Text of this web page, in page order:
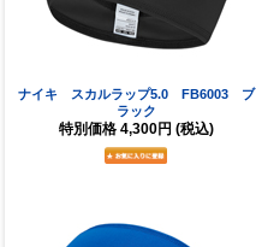
ナイキ スカルラップ5.0 FB6003 ブ
ラック
特別価格 4,300円 (税込)